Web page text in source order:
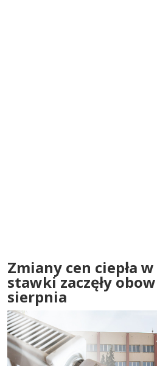
Zmiany cen ciepła
stawki zaczęły
sierpnia